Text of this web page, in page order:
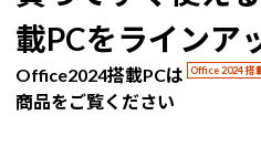
載PCをラインア
Office2024搭載PCは Office 2024 搭
商品をご覧ください